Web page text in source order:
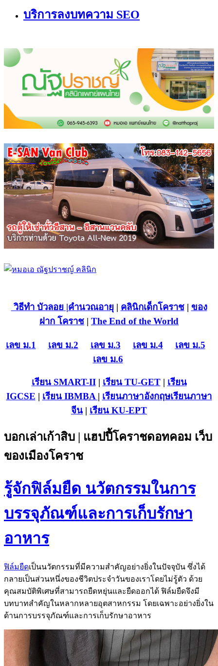
บริการลงบทความ SEO
วิธีทำ บัวลอย |คำนวณอายุ | คลินิกเด็กโคราช| ของ
ฝาก โคราช | The End of the World
เลข ม.1 เลข ม.2 เลข ม.3 เลข ม.4
เลข ม.5
เลข ม.6
เรียน SMART-II| เรียน TU-GET| เรียน
IGCSE | เรียน IBMBA | เรียนภาษาอังกฤษเรียนภาษา
จีน | เรียน KU-EPT
บอกเล่าเก้าสิบ | แฮปปี้โคราชดอทคอม เว็บ
ของเมืองโคราช
รู้จักฟิล์มยืด นวัตกรรมในการ
บรรจุภัณฑ์และการเก็บรักษา
อาหาร
ฟิล์มยืดเป็นนวัตกรรมที่มีความสำคัญอย่างยิ่งในปัจจุบัน ซึ่งได้
กลายเป็นส่วนหนึ่งของชีวิตประจำวันของเราโดยไม่รู้ตัว ด้วย
คุณสมบัติพิเศษที่สามารถยืดหยุ่นและยืดออกได้ ฟิล์มยืดจึงมี
บทบาทสำคัญในหลากหลายอุตสาหกรรม โดยเฉพาะอย่างยิ่งใน
ด้านการบรรจุภัณฑ์และการเก็บรักษาอาหาร